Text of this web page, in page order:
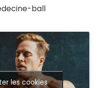
ball
les cookies